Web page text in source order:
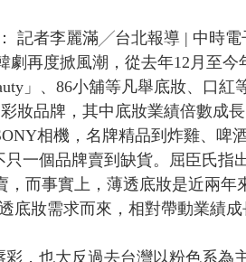
記者李麗滿╱台北報導 | 中時電
劇再度掀風潮，從去年12月至
」、86小舖等凡舉底妝、口
妝品牌，其中底妝業績倍數成長
相機，名牌精品到炸雞、啤
只一個品牌賣到缺貨。屈臣氏
，而事實上，薄透底妝是近兩年
底妝需求而來，相對帶動業績成
，也大反過去台灣以粉色系為